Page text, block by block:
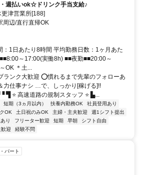
週払いok☆ドリンク手当支給♪
津営業所[188]
周辺/直行直帰OK
：1日あたり8時間 平均勤務日数：1ヶ月あた
～17:00(実働8h) ■■夜勤■■20:00～
OK ＊土...
ランク大歓迎 ⭕慣れるまで先輩のフォローあ
力仕事ナシ …で、しっかり[稼げる]!!
高速道路の規制スタッフ ⭐ ▙...
短期（3ヵ月以内） 扶養内勤務OK
社員登用あり
OK 土日祝のみOK 主婦・主夫歓迎
週1シフト提出
り フリーター歓迎 短期 早朝
シフト自由
迎 経験不問
パート